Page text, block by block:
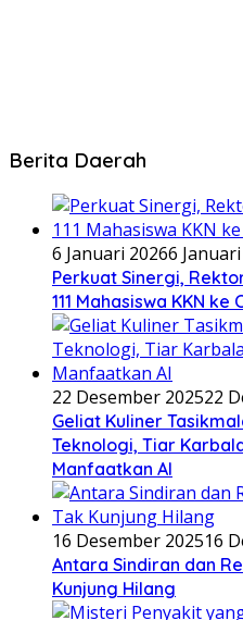
Berita Daerah
6 Januari 20266
Perkuat Sinergi,
111 Mahasiswa KKN ke
22 Desember 202522
Geliat Kuliner
Teknologi, Tiar
Manfaatkan AI
16 Desember 202516
Antara Sindiran dan
Kunjung Hilang